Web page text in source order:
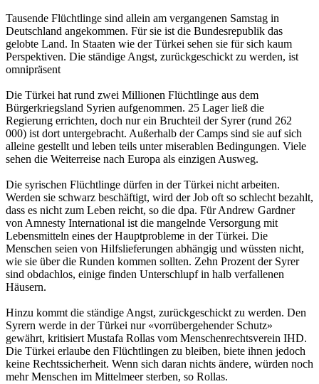
Tausende Flüchtlinge sind allein am vergangenen Samstag in
Deutschland angekommen. Für sie ist die Bundesrepublik das
gelobte Land. In Staaten wie der Türkei sehen sie für sich kaum
Perspektiven. Die ständige Angst, zurückgeschickt zu werden, ist
omnipräsent
Die Türkei hat rund zwei Millionen Flüchtlinge aus dem
Bürgerkriegsland Syrien aufgenommen. 25 Lager ließ die
Regierung errichten, doch nur ein Bruchteil der Syrer (rund 262
000) ist dort untergebracht. Außerhalb der Camps sind sie auf sich
alleine gestellt und leben teils unter miserablen Bedingungen. Viele
sehen die Weiterreise nach Europa als einzigen Ausweg.
Die syrischen Flüchtlinge dürfen in der Türkei nicht arbeiten.
Werden sie schwarz beschäftigt, wird der Job oft so schlecht bezahlt,
dass es nicht zum Leben reicht, so die dpa. Für Andrew Gardner
von Amnesty International ist die mangelnde Versorgung mit
Lebensmitteln eines der Hauptprobleme in der Türkei. Die
Menschen seien von Hilfslieferungen abhängig und wüssten nicht,
wie sie über die Runden kommen sollten. Zehn Prozent der Syrer
sind obdachlos, einige finden Unterschlupf in halb verfallenen
Häusern.
Hinzu kommt die ständige Angst, zurückgeschickt zu werden. Den
Syrern werde in der Türkei nur «vorrübergehender Schutz»
gewährt, kritisiert Mustafa Rollas vom Menschenrechtsverein IHD.
Die Türkei erlaube den Flüchtlingen zu bleiben, biete ihnen jedoch
keine Rechtssicherheit. Wenn sich daran nichts ändere, würden noch
mehr Menschen im Mittelmeer sterben, so Rollas.